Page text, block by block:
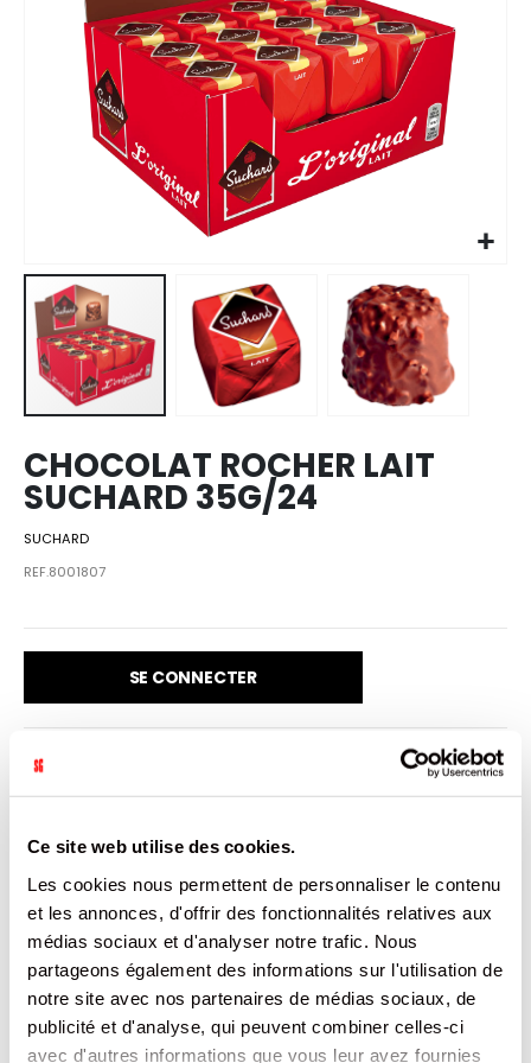
Ce site web utilise des cookies.
Les cookies nous permettent de personnaliser le contenu
et les annonces, d'offrir des fonctionnalités relatives aux
médias sociaux et d'analyser notre trafic. Nous
partageons également des informations sur l'utilisation de
notre site avec nos partenaires de médias sociaux, de
publicité et d'analyse, qui peuvent combiner celles-ci
avec d'autres informations que vous leur avez fournies
Skip to
beginning
images
gallery
CHOCOLAT ROCHER LAIT
SUCHARD 35G/24
SUCHARD
REF.8001807
SE CONNECTER
INFORMATION
Cœur de Praliné enrobé de chocolat au lait. Chocolat au
lait recouvert d’éclats de noisettes fourré (60%) au
praliné noisettes, aromatisé.
CARACTÉRISTIQUES